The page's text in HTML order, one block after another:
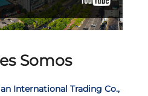
Somos
International Trading Co.,